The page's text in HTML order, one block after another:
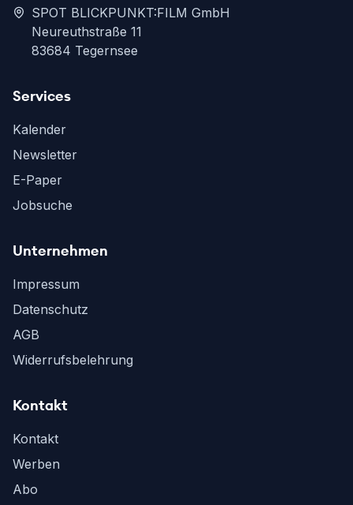
SPOT BLICKPUNKT:FILM GmbH
Neureuthstraße 11
83684 Tegernsee
Services
Kalender
Newsletter
E-Paper
Jobsuche
Unternehmen
Impressum
Datenschutz
AGB
Widerrufsbelehrung
Kontakt
Kontakt
Werben
Abo